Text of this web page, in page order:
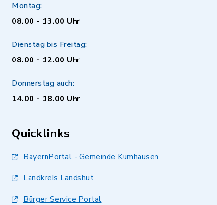
Montag:
08.00 - 13.00 Uhr
Dienstag bis Freitag:
08.00 - 12.00 Uhr
Donnerstag auch:
14.00 - 18.00 Uhr
Quicklinks
BayernPortal - Gemeinde Kumhausen
Landkreis Landshut
Bürger Service Portal